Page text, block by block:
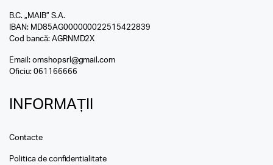
B.C. „MAIB” S.A.
IBAN: MD85AG000000022515422839
Cod bancă: AGRNMD2X
Email: omshopsrl@gmail.com
Oficiu: 061166666
INFORMAȚII
Contacte
Politica de confidentialitate